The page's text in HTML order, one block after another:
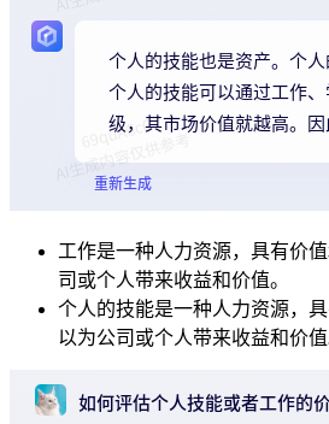
工作是一种人力资源，具有价
司或个人带来收益和价值。
个人的技能是一种人力资源，
以为公司或个人带来收益和价值